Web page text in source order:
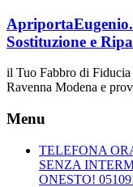
Vai
al
contenuto
Sostituzione e
il Tuo Fabbro di Fiducia
Ravenna Modena e
Menu
TELEFONA
SENZA
ONESTO!